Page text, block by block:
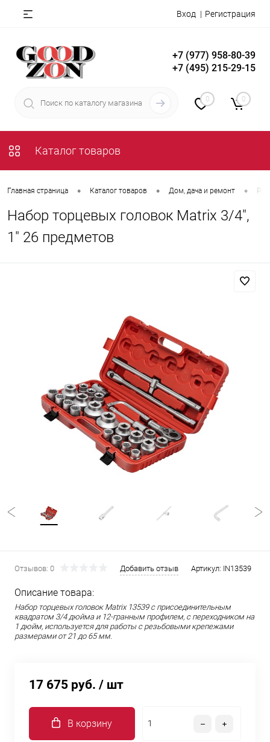
Вход Регистрация
+7 (977) 958-80-39
+7 (495) 215-29-15
0 0
Каталог товаров
Главная страница • Каталог товаров • Дом, дача и ремонт •
Набор торцевых головок Matrix 3/4",
1" 26 предметов
Отзывов: 0 Добавить отзыв Артикул: IN13539
Описание товара:
Набор торцевых головок Matrix 13539 с присоединительным
квадратом 3/4 дюйма и 12-гранным профилем, с переходником на
1 дюйм, используется для работы с резьбовыми крепежами
размерами от 21 до 65 мм.
17 675 руб. / шт
В корзину